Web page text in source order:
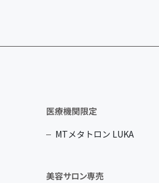
医療機関限定
MTメタトロン LUKA
美容サロン専売